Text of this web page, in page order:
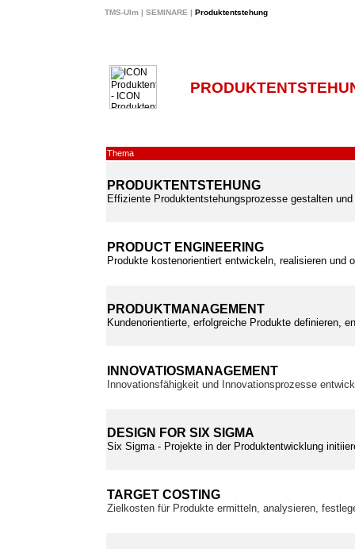
TMS-Ulm | SEMINARE | Produktentstehung
Thema
PRODUKTENTSTEHUNG
Effiziente Produktentstehungsprozesse gestalten und
PRODUCT ENGINEERING
Produkte kostenorientiert entwickeln, realisieren und
PRODUKTMANAGEMENT
Kundenorientierte, erfolgreiche Produkte definieren,
INNOVATIOSMANAGEMENT
Innovationsfähigkeit und Innovationsprozesse
DESIGN FOR SIX SIGMA
Six Sigma - Projekte in der Produktentwicklung
TARGET COSTING
Zielkosten für Produkte ermitteln, analysieren,